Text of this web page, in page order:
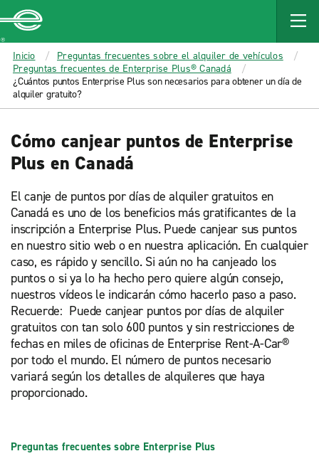
MAIN
CONTENT
Enterprise
Inicio
Preguntas frecuentes sobre el alquiler de vehículos
Preguntas frecuentes de Enterprise Plus® Canadá
¿Cuántos puntos Enterprise Plus son necesarios para obtener un día de
alquiler gratuito?
Cómo canjear puntos de Enterprise
Plus en Canadá
El canje de puntos por días de alquiler gratuitos en
Canadá es uno de los beneficios más gratificantes de la
inscripción a Enterprise Plus. Puede canjear sus puntos
en nuestro sitio web o en nuestra aplicación. En cualquier
caso, es rápido y sencillo. Si aún no ha canjeado los
puntos o si ya lo ha hecho pero quiere algún consejo,
nuestros vídeos le indicarán cómo hacerlo paso a paso.
Recuerde: Puede canjear puntos por días de alquiler
gratuitos con tan solo 600 puntos y sin restricciones de
fechas en miles de oficinas de Enterprise Rent-A-Car®
por todo el mundo. El número de puntos necesario
variará según los detalles de alquileres que haya
proporcionado.
Preguntas frecuentes sobre Enterprise Plus